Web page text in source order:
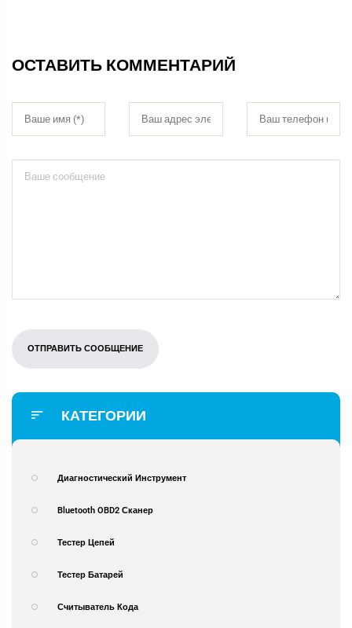
КАТЕГОРИИ
Диагностический Инструмент
Bluetooth OBD2 Сканер
Тестер Цепей
Тестер Батарей
Считыватель Кода
ОСТАВИТЬ КОММЕНТАРИЙ